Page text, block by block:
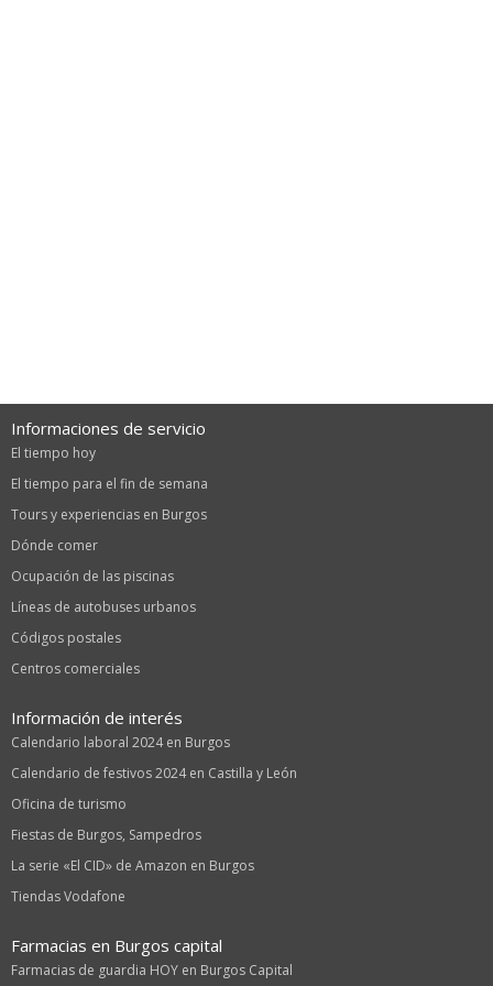
Informaciones de servicio
El tiempo hoy
El tiempo para el fin de semana
Tours y experiencias en Burgos
Dónde comer
Ocupación de las piscinas
Líneas de autobuses urbanos
Códigos postales
Centros comerciales
Información de interés
Calendario laboral 2024 en Burgos
Calendario de festivos 2024 en Castilla y León
Oficina de turismo
Fiestas de Burgos, Sampedros
La serie «El CID» de Amazon en Burgos
Tiendas Vodafone
Farmacias en Burgos capital
Farmacias de guardia HOY en Burgos Capital